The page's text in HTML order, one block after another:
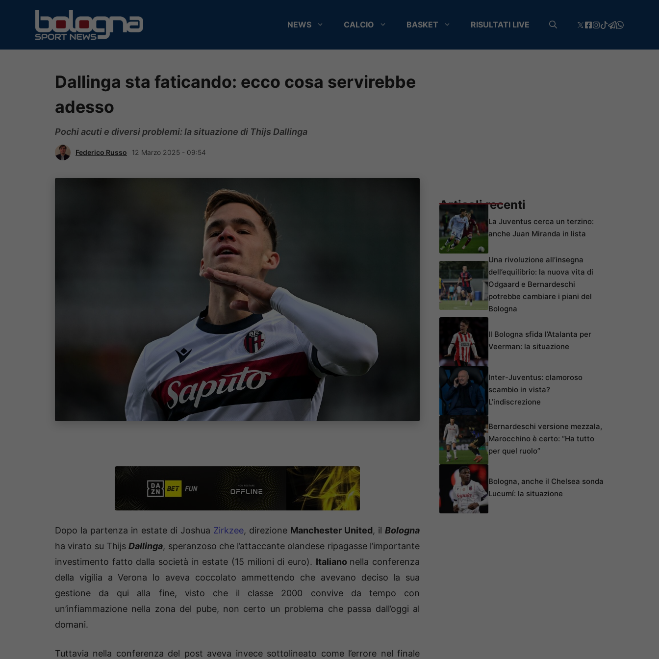
contenuto
NEWS CALCIO BASKET RISULTATI LIVE
Dallinga sta faticando: ecco cosa servirebbe
adesso
Pochi acuti e diversi problemi: la situazione di Thijs Dallinga
Federico Russo 12 Marzo 2025 - 09:54
Dopo la partenza in estate di Joshua Zirkzee, direzione Manchester United, il Bologna
ha virato su ThijsDallinga, speranzoso che l’attaccante olandese ripagasse l’importante
investimento fatto dalla società in estate (15 milioni di euro). Italiano nella conferenza
della vigilia a Verona lo aveva coccolato ammettendo che avevano deciso la sua
gestione da qui alla fine, visto che il classe 2000 convive da tempo con
un’infiammazione nella zona del pube, non certo un problema che passa dall’oggi al
domani.
Tuttavia nella conferenza del post aveva invece sottolineato come l’errore nel finale
Articoli recenti
La Juventus cerca un terzino:
anche Juan Miranda in lista
Una rivoluzione all’insegna
dell’equilibrio: la nuova vita di
Odgaard e Bernardeschi
potrebbe cambiare i piani del
Bologna
Il Bologna sfida l’Atalanta per
Veerman: la situazione
Inter-Juventus: clamoroso
scambio in vista?
L’indiscrezione
Bernardeschi versione mezzala,
Marocchino è certo: “Ha tutto
per quel ruolo”
Bologna, anche il Chelsea sonda
Lucumí: la situazione